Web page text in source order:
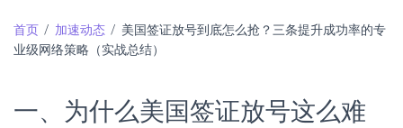
首页 / 加速动态 / 美国签证放号到底怎么抢？三条提升成功率的专
业级网络策略（实战总结）
一、为什么美国签证放号这么难